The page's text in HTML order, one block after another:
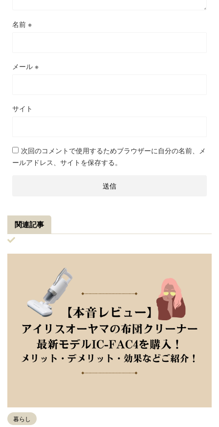
名前 ※
メール ※
サイト
次回のコメントで使用するためブラウザーに自分の名前、メ
ールアドレス、サイトを保存する。
関連記事
暮らし